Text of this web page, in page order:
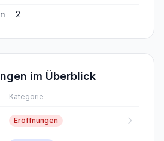
2
im Überblick
Kategorie
Eröffnungen